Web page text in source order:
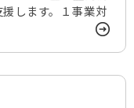
します。１事業対